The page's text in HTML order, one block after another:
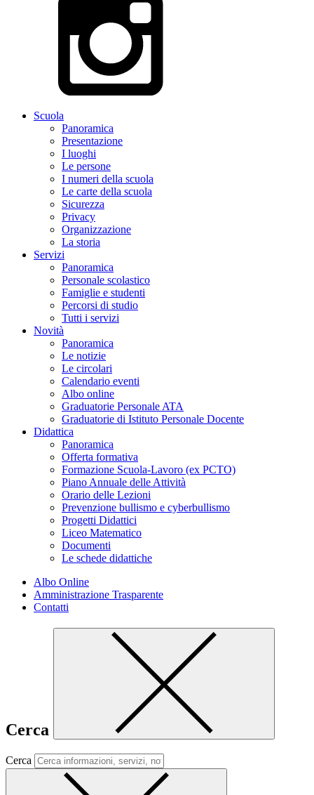
Scuola
Panoramica
Presentazione
I luoghi
Le persone
I numeri della scuola
Le carte della scuola
Sicurezza
Privacy
Organizzazione
La storia
Servizi
Panoramica
Personale scolastico
Famiglie e studenti
Percorsi di studio
Tutti i servizi
Novità
Panoramica
Le notizie
Le circolari
Calendario eventi
Albo online
Graduatorie Personale ATA
Graduatorie di Istituto Personale Docente
Didattica
Panoramica
Offerta formativa
Formazione Scuola-Lavoro (ex PCTO)
Piano Annuale delle Attività
Orario delle Lezioni
Prevenzione bullismo e cyberbullismo
Progetti Didattici
Liceo Matematico
Documenti
Le schede didattiche
Albo Online
Amministrazione Trasparente
Contatti
Cerca
Cerca